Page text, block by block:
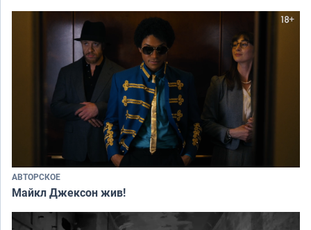
АВТОРСКОЕ
Майкл Джексон жив!